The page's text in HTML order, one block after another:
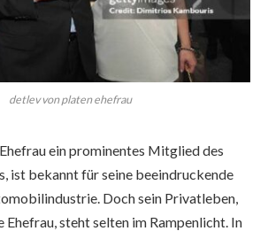
detlev von platen ehefrau
ein prominentes Mitglied des
ist bekannt für seine beeindruckende
Doch sein Privatleben,
Ehefrau, steht selten im Rampenlicht. In